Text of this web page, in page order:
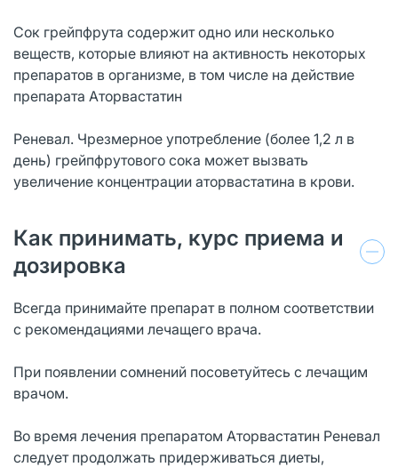
Сок грейпфрута содержит одно или несколько
веществ, которые влияют на активность некоторых
препаратов в организме, в том числе на действие
препарата Аторвастатин
Реневал. Чрезмерное употребление (более 1,2 л в
день) грейпфрутового сока может вызвать
увеличение концентрации аторвастатина в крови.
Как принимать, курс приема и
дозировка
Всегда принимайте препарат в полном соответствии
с рекомендациями лечащего врача.
При появлении сомнений посоветуйтесь с лечащим
врачом.
Во время лечения препаратом Аторвастатин Реневал
следует продолжать придерживаться диеты,